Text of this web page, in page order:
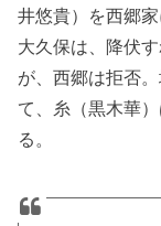
井悠貴）を西郷
大久保は、降伏
が、西郷は拒否
て、糸（黒木華
る。